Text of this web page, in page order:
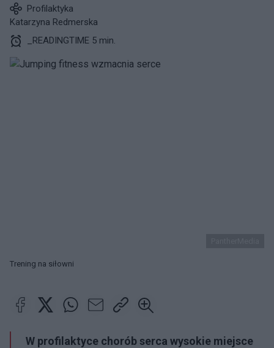
Profilaktyka
Katarzyna Redmerska
_READINGTIME 5 min.
Trening na siłowni
W profilaktyce chorób serca wysokie miejsce